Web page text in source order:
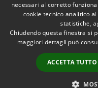
RSS
Accessibilità
necessari al corretto
cookie tecnico analitico
statistiche,
Chiudendo questa finestra si
maggiori dettagli può
ACCETTA TUTTO